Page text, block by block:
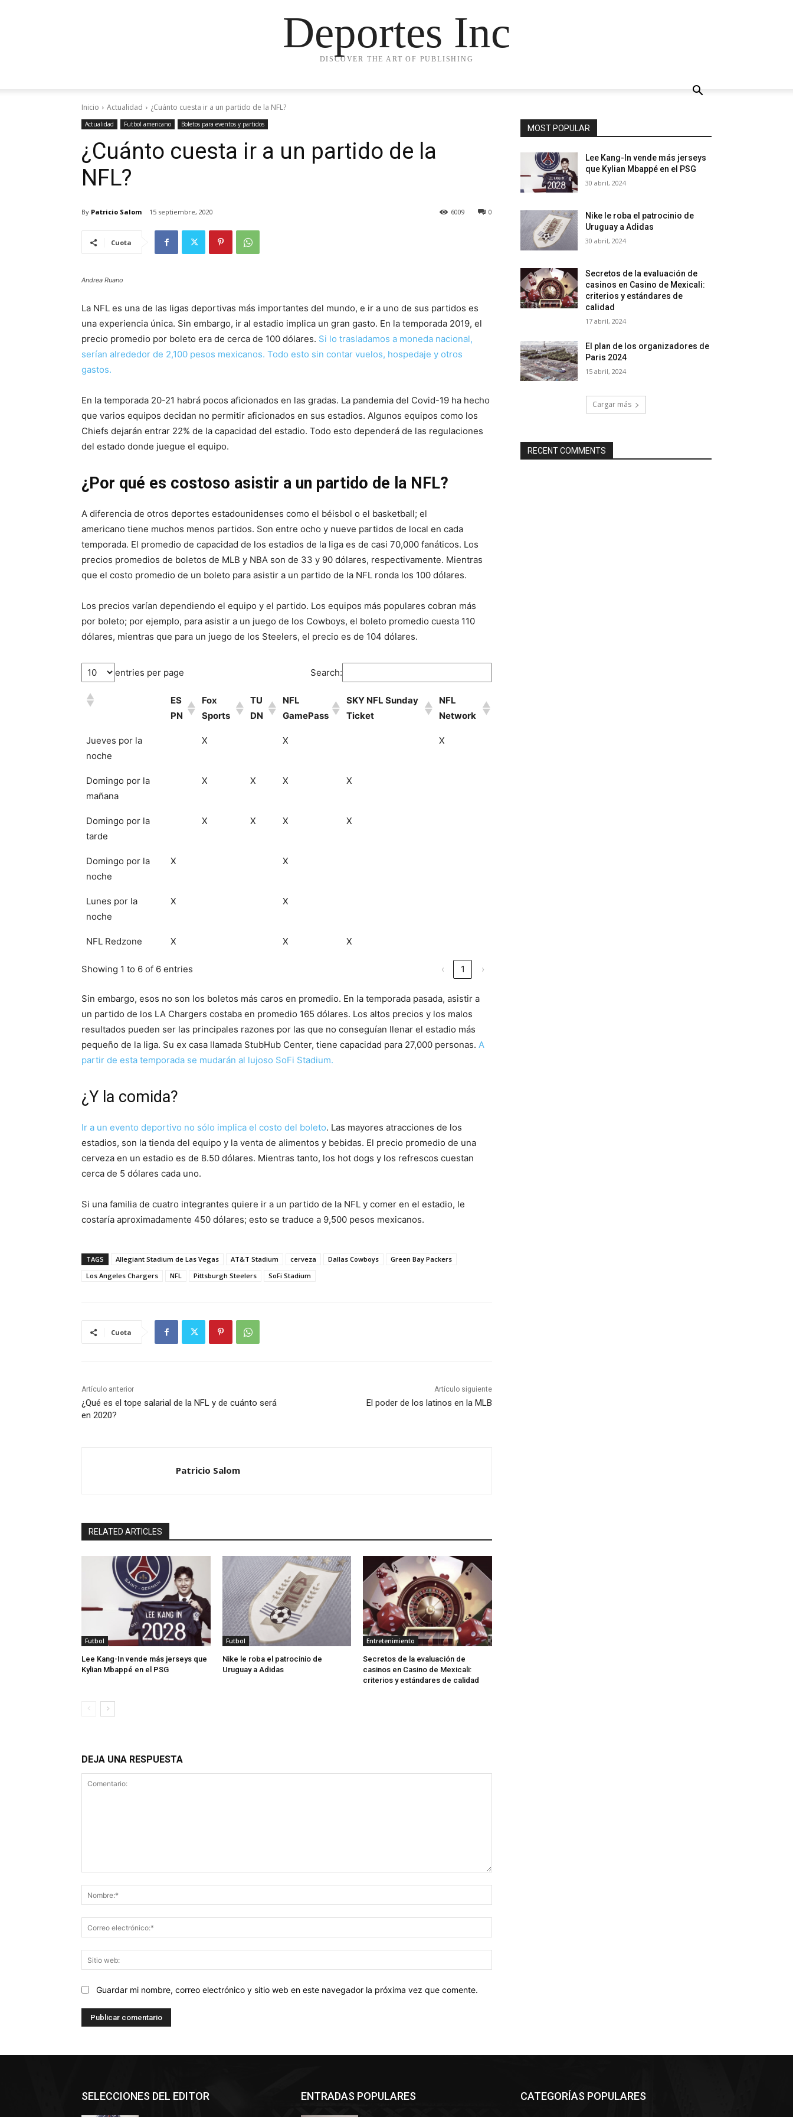
Deportes Inc
DISCOVER THE ART OF PUBLISHING
Inicio Actualidad ¿Cuánto cuesta ir a un partido de la NFL?
Actualidad Futbol americano Boletos para eventos y partidos
¿Cuánto cuesta ir a un partido de la
NFL?
By Patricio Salom 15 septiembre, 2020 0
6009
Cuota
Andrea Ruano
La NFL es una de las ligas deportivas más importantes del mundo, e ir a uno de sus partidos es
una experiencia única. Sin embargo, ir al estadio implica un gran gasto. En la temporada 2019, el
precio promedio por boleto era de cerca de 100 dólares. Si lo trasladamos a moneda nacional,
serían alrededor de 2,100 pesos mexicanos. Todo esto sin contar vuelos, hospedaje y otros
gastos.
En la temporada 20-21 habrá pocos aficionados en las gradas. La pandemia del Covid-19 ha hecho
que varios equipos decidan no permitir aficionados en sus estadios. Algunos equipos como los
Chiefs dejarán entrar 22% de la capacidad del estadio. Todo esto dependerá de las regulaciones
del estado donde juegue el equipo.
¿Por qué es costoso asistir a un partido de la NFL?
A diferencia de otros deportes estadounidenses como el béisbol o el basketball; el
americano tiene muchos menos partidos. Son entre ocho y nueve partidos de local en cada
temporada. El promedio de capacidad de los estadios de la liga es de casi 70,000 fanáticos. Los
precios promedios de boletos de MLB y NBA son de 33 y 90 dólares, respectivamente. Mientras
que el costo promedio de un boleto para asistir a un partido de la NFL ronda los 100 dólares.
Los precios varían dependiendo el equipo y el partido. Los equipos más populares cobran más
por boleto; por ejemplo, para asistir a un juego de los Cowboys, el boleto promedio cuesta 110
dólares, mientras que para un juego de los Steelers, el precio es de 104 dólares.
entries per page Search:
ES
PN
Fox
Sports
TU
DN
NFL
GamePass
SKY NFL Sunday
Ticket
NFL
Network
Jueves por la
noche
X X X
Domingo por la
mañana
X X X X
Domingo por la
tarde
X X X X
Domingo por la
noche
X X
Lunes por la
noche
X X
NFL Redzone X X X
Showing 1 to 6 of 6 entries ‹ 1 ›
Sin embargo, esos no son los boletos más caros en promedio. En la temporada pasada, asistir a
un partido de los LA Chargers costaba en promedio 165 dólares. Los altos precios y los malos
resultados pueden ser las principales razones por las que no conseguían llenar el estadio más
pequeño de la liga. Su ex casa llamada StubHub Center, tiene capacidad para 27,000 personas. A
partir de esta temporada se mudarán al lujoso SoFi Stadium.
¿Y la comida?
Ir a un evento deportivo no sólo implica el costo del boleto. Las mayores atracciones de los
estadios, son la tienda del equipo y la venta de alimentos y bebidas. El precio promedio de una
cerveza en un estadio es de 8.50 dólares. Mientras tanto, los hot dogs y los refrescos cuestan
cerca de 5 dólares cada uno.
Si una familia de cuatro integrantes quiere ir a un partido de la NFL y comer en el estadio, le
costaría aproximadamente 450 dólares; esto se traduce a 9,500 pesos mexicanos.
TAGS Allegiant Stadium de Las Vegas AT&T Stadium cerveza Dallas Cowboys
Green Bay Packers
Los Angeles Chargers
NFL Pittsburgh Steelers SoFi Stadium
Cuota
Artículo anterior
¿Qué es el tope salarial de la NFL y de cuánto será
en 2020?
Artículo siguiente
El poder de los latinos en la MLB
Patricio Salom
RELATED ARTICLES
Futbol
Lee Kang-In vende más jerseys que
Kylian Mbappé en el PSG
Futbol
Nike le roba el patrocinio de
Uruguay a Adidas
Entretenimiento
Secretos de la evaluación de
casinos en Casino de Mexicali:
сriterios y estándares de calidad
DEJA UNA RESPUESTA
electrónico:*
web:
Guardar mi nombre, correo electrónico y sitio web en este navegador la próxima vez que comente.
MOST POPULAR
Lee Kang-In vende más jerseys
que Kylian Mbappé en el PSG
30 abril, 2024
Nike le roba el patrocinio de
Uruguay a Adidas
30 abril, 2024
Secretos de la evaluación de
casinos en Casino de Mexicali:
сriterios y estándares de
calidad
17 abril, 2024
El plan de los organizadores de
Paris 2024
15 abril, 2024
Cargar más
RECENT COMMENTS
SELECCIONES DEL EDITOR ENTRADAS POPULARES CATEGORÍAS POPULARES